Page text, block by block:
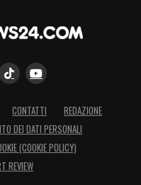
CONTATTI
REDAZIONE
DEI DATI PERSONALI
(COOKIE POLICY)
REVIEW